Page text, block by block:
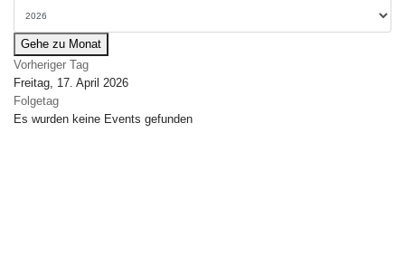
Gehe zu Monat
Vorheriger Tag
Freitag, 17. April 2026
Folgetag
Es wurden keine Events gefunden